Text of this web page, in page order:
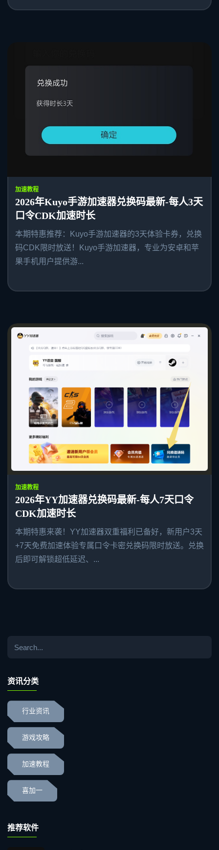
加速教程
2026年Kuyo手游加速器兑换码最新-每人3天
口令CDK加速时长
本期特惠推荐：Kuyo手游加速器的3天体验卡券，兑换
码CDK限时放送！Kuyo手游加速器，专业为安卓和苹
果手机用户提供游...
加速教程
2026年YY加速器兑换码最新-每人7天口令
CDK加速时长
本期特惠来袭！YY加速器双重福利已备好，新用户3天
+7天免费加速体验专属口令卡密兑换码限时放送。兑换
后即可解锁超低延迟、...
资讯分类
行业资讯
游戏攻略
加速教程
喜加一
推荐软件